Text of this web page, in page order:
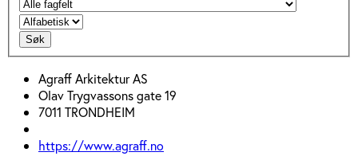
Søk
Agraff Arkitektur AS
Olav Trygvassons gate 19
7011 TRONDHEIM
https://www.agraff.no